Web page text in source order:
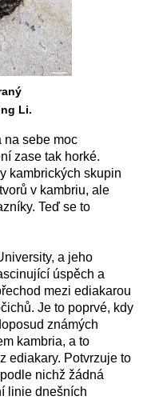
Li.
na sebe moc
zase tak horké.
kambrických skupin
v kambriu, ale
Teď se to
a jeho
úspěch a
mezi ediakarou
Je to poprvé, kdy
známých
kambria, a to
ediakary. Potvrzuje to
nichž žádná
linie dnešních